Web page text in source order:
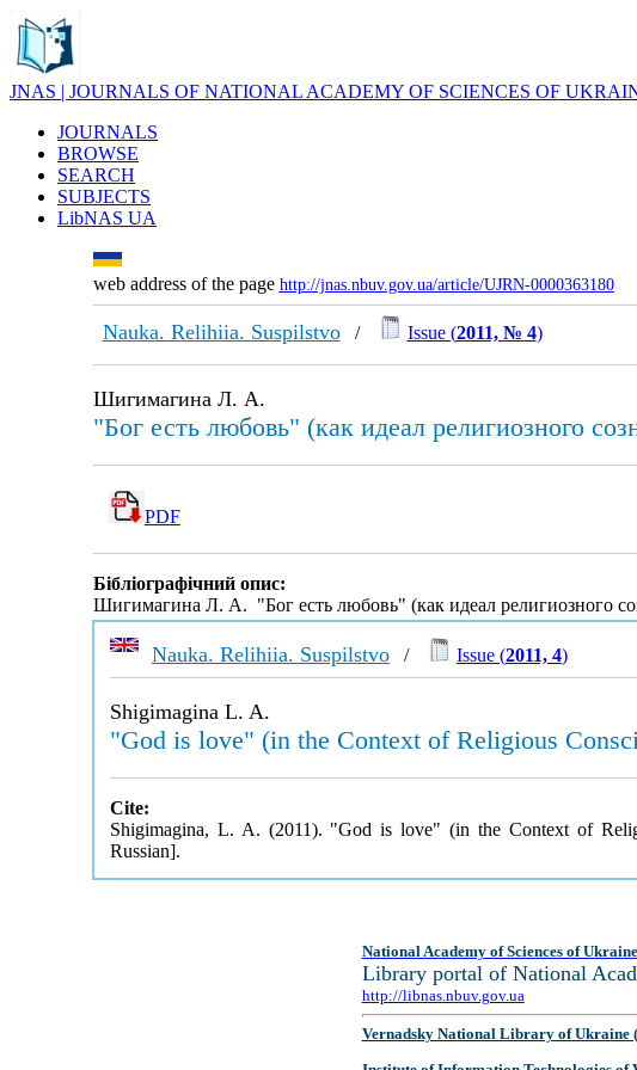
JNAS | JOURNALS OF NATIONAL ACADEMY OF SCIENCES OF
JOURNALS
BROWSE
SEARCH
SUBJECTS
LibNAS UA
web address of the page http://jnas.nbuv.gov.ua/article/UJRN-0000363180
Nauka. Relihiia. Suspilstvo/ Issue (2011, № 4)
Шигимагина Л. А.
"Бог есть любовь" (как идеал религиозного
PDF
Бібліографічний опис:
Шигимагина Л. А. "Бог есть любовь" (как идеал религиозного
Nauka. Relihiia. Suspilstvo/ Issue (2011, 4)
Shigimagina L. A.
"God is love" (in the Context of Religious
Cite:
Shigimagina, L. A. (2011). "God is love" (in the Context of
Russian].
National Academy of Sciences of Ukraine
Library portal of National
http://libnas.nbuv.gov.ua
Vernadsky National Library of Ukraine